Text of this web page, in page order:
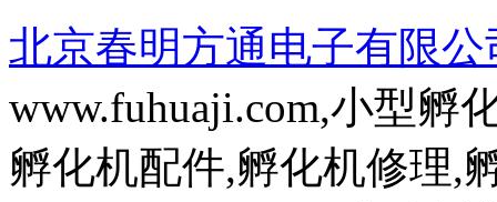
北京春明方通电子有限公
www.fuhuaji.com,小型孵
孵化机配件,孵化机修理,